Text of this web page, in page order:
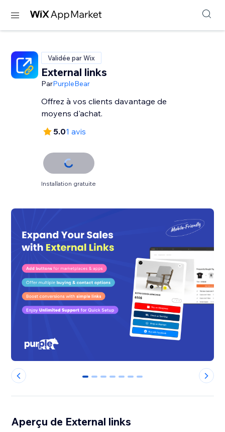
Validée par Wix
External links
ParPurpleBear
Offrez à vos clients davantage de
moyens d'achat.
5.01 avis
Installation gratuite
0 1 2 3 4 5 6
Aperçu de External links